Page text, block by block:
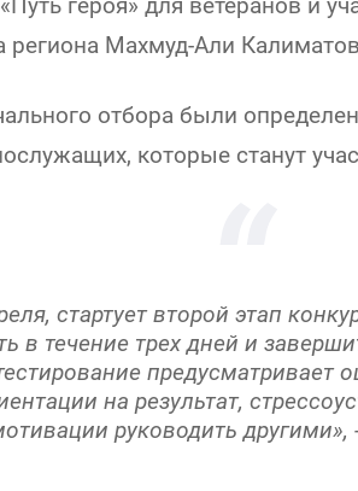
региона Махмуд-Али
отбора были
которые станут
стартует второй этап
в течение трех дней и
предусматривает
на результат,
руководить другими»,